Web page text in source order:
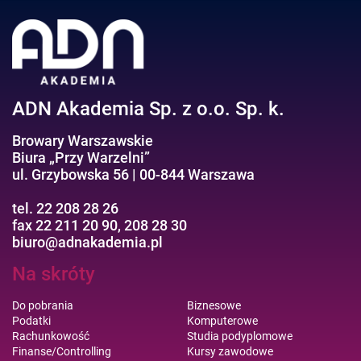
Efektywność osobista//Wellbeing
ADN Akademia Sp. z o.o. Sp. k.
Browary Warszawskie
Biura „Przy Warzelni”
ul. Grzybowska 56 | 00-844 Warszawa
tel. 22 208 28 26
fax 22 211 20 90, 208 28 30
biuro@adnakademia.pl
Na skróty
Do pobrania
Podatki
Rachunkowość
Finanse/Controlling
Biznesowe
Komputerowe
Studia podyplomowe
Kursy zawodowe